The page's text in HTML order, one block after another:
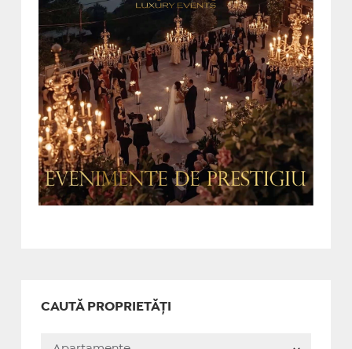
CAUTĂ PROPRIETĂȚI